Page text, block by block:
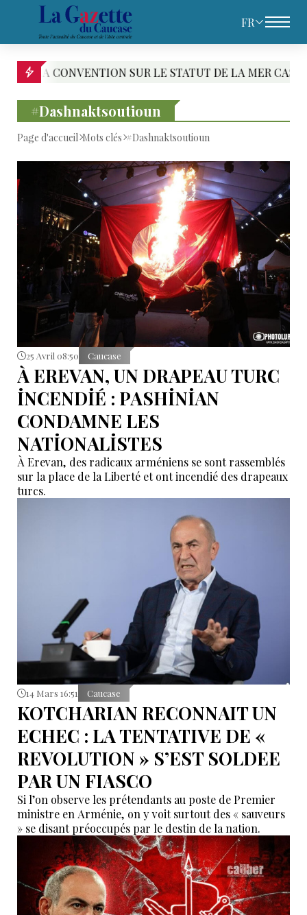
FR
SUR LE STATUT DE LA MER CASPIENNE : LE
#Dashnaktsoutioun
Page d'accueil Mots clés #Dashnaktsoutioun
25 Avril 08:50 Caucase
À EREVAN, UN DRAPEAU TURC
İNCENDİÉ : PASHİNİAN
CONDAMNE LES
NATİONALİSTES
À Erevan, des radicaux arméniens se sont rassemblés
sur la place de la Liberté et ont incendié des drapeaux
turcs.
14 Mars 16:51 Caucase
KOTCHARIAN RECONNAIT UN
ECHEC : LA TENTATIVE DE «
REVOLUTION » S’EST SOLDEE
PAR UN FIASCO
Si l’on observe les prétendants au poste de Premier
ministre en Arménie, on y voit surtout des « sauveurs
» se disant préoccupés par le destin de la nation.